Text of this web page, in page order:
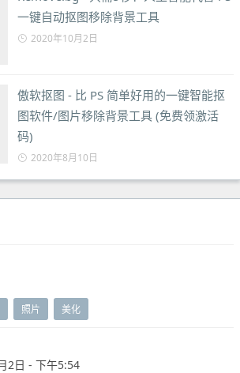
一键自动抠图移除背景工具
2020年10月2日
傲软抠图 - 比 PS 简单好用的一键智能抠
图软件/图片移除背景工具 (免费领激活
码)
2020年8月10日
照片 美化
2日 - 下午5:54